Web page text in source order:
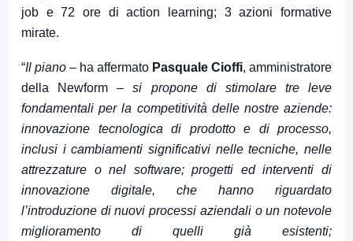
job e 72 ore di action learning; 3 azioni formative
mirate.
“Il piano – ha affermato Pasquale Cioffi, amministratore
della Newform –si propone di stimolare tre leve
fondamentali per la competitività delle nostre aziende:
innovazione tecnologica di prodotto e di processo,
inclusi i cambiamenti significativi nelle tecniche, nelle
attrezzature o nel software; progetti ed interventi di
innovazione digitale,
che hanno riguardato
l’introduzione di nuovi processi aziendali o un notevole
miglioramento di quelli già esistenti;